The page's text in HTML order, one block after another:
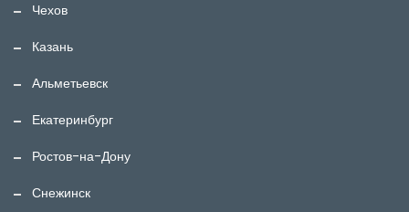
Чехов
Казань
Альметьевск
Екатеринбург
Ростов-на-Дону
Снежинск